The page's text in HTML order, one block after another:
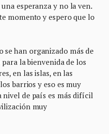
esperanza y no la ven.
momento y espero que lo
se han organizado más de
la bienvenida de los
en las islas, en las
barrios y eso es muy
nivel de país es más difícil
muy